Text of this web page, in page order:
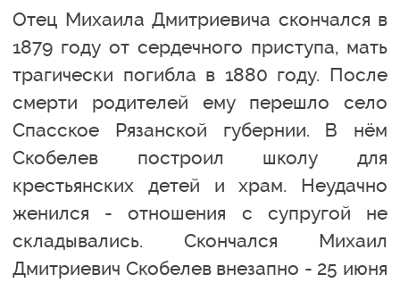
Отец Михаила Дмитриевича скончался в
1879 году от сердечного приступа, мать
трагически погибла в 1880 году. После
смерти родителей ему перешло село
Спасское Рязанской губернии. В нём
Скобелев построил школу для
крестьянских детей и храм. Неудачно
женился - отношения с супругой не
складывались. Скончался Михаил
Дмитриевич Скобелев внезапно - 25 июня